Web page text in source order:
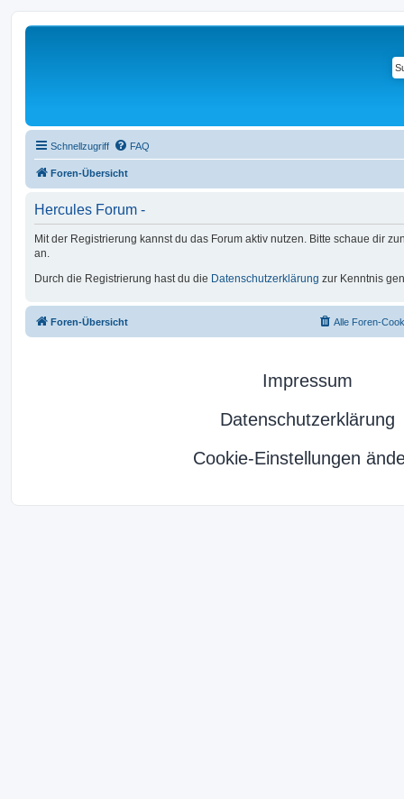
Schnellzugriff FAQ
Foren-Übersicht
Hercules Forum -
Mit der Registrierung kannst du das Forum aktiv nutzen. Bitte schaue dir
an.
Durch die Registrierung hast du die Datenschutzerklärung zur Kenntnis
Foren-Übersicht Alle Foren-
Impressum
Datenschutzerklärung
Cookie-Einstellungen